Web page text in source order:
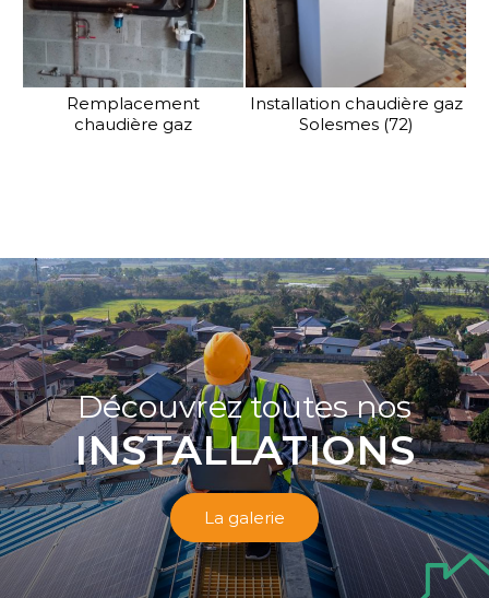
Remplacement
chaudière gaz
Installation chaudière gaz
Solesmes (72)
Découvrez toutes nos
INSTALLATIONS
La galerie